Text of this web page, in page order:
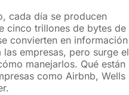
cada día se producen
cinco trillones de bytes de
convierten en información
las empresas, pero surge el
manejarlos. Qué están
como Airbnb, Wells